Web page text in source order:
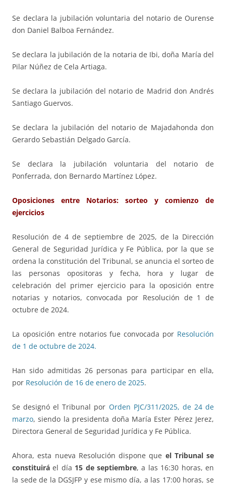
Se declara la jubilación voluntaria del notario de Ourense
don Daniel Balboa Fernández.
Se declara la jubilación de la notaria de Ibi, doña María del
Pilar Núñez de Cela Artiaga.
Se declara la jubilación del notario de Madrid don Andrés
Santiago Guervos.
Se declara la jubilación del notario de Majadahonda don
Gerardo Sebastián Delgado García.
Se declara la jubilación voluntaria del notario de
Ponferrada, don Bernardo Martínez López.
Oposiciones entre Notarios: sorteo y comienzo de
ejercicios
Resolución de 4 de septiembre de 2025, de la Dirección
General de Seguridad Jurídica y Fe Pública, por la que se
ordena la constitución del Tribunal, se anuncia el sorteo de
las personas opositoras y fecha, hora y lugar de
celebración del primer ejercicio para la oposición entre
notarias y notarios, convocada por Resolución de 1 de
octubre de 2024.
La oposición entre notarios fue convocada por Resolución
de 1 de octubre de 2024.
Han sido admitidas 26 personas para participar en ella,
por Resolución de 16 de enero de 2025.
Se designó el Tribunal por Orden PJC/311/2025, de 24 de
marzo, siendo la presidenta doña María Ester Pérez Jerez,
Directora General de Seguridad Jurídica y Fe Pública.
Ahora, esta nueva Resolución dispone que el Tribunal se
constituirá el día 15 de septiembre, a las 16:30 horas, en
la sede de la DGSJFP y ese mismo día, a las 17:00 horas, se